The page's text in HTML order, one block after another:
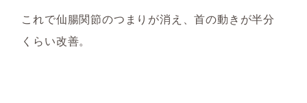
これで仙腸関節のつまりが消え、首の動きが半分
くらい改善。